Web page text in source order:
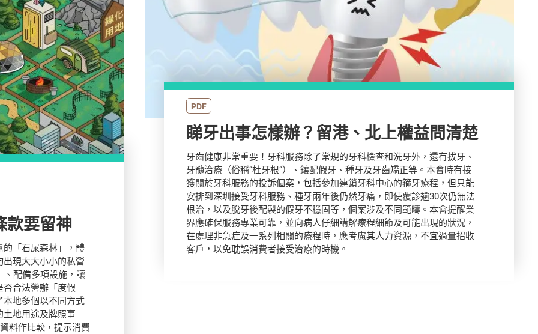
款要留神
「石屎森林」，體
現大大小小的私營
、配備多項設施，讓
合法營辦「度假
地多個以不同方式
土地用途及牌照事
料作比較，提示消費
PDF
睇牙出事怎樣辦？留港、北上權益問清楚
牙齒健康非常重要！牙科服務除了常規的牙科檢查和洗牙外，還有拔牙、
牙髓治療（俗稱“杜牙根”）、鑲配假牙、種牙及牙齒矯正等。本會時有接
獲關於牙科服務的投訴個案，包括參加連鎖牙科中心的箍牙療程，但只能
安排到深圳接受牙科服務、種牙兩年後仍然牙痛，即使覆診逾30次仍無法
根治，以及脫牙後配製的假牙不穩固等，個案涉及不同範疇。本會提醒業
界應確保服務專業可靠，並向病人仔細講解療程細節及可能出現的狀況，
在處理非急症及一系列相關的療程時，應考慮其人力資源，不宜過量招收
客戶，以免耽誤消費者接受治療的時機。